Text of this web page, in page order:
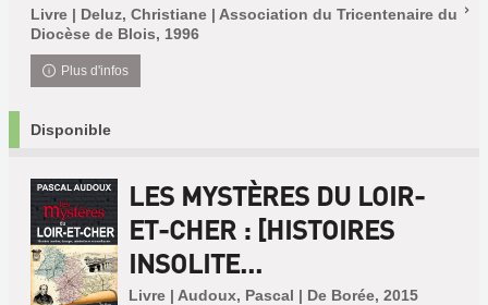
Livre | Deluz, Christiane | Association du Tricentenaire du
Diocèse de Blois, 1996
Plus d'infos
Disponible
LES MYSTÈRES DU LOIR-
ET-CHER : [HISTOIRES
INSOLITE...
Livre | Audoux, Pascal | De Borée, 2015